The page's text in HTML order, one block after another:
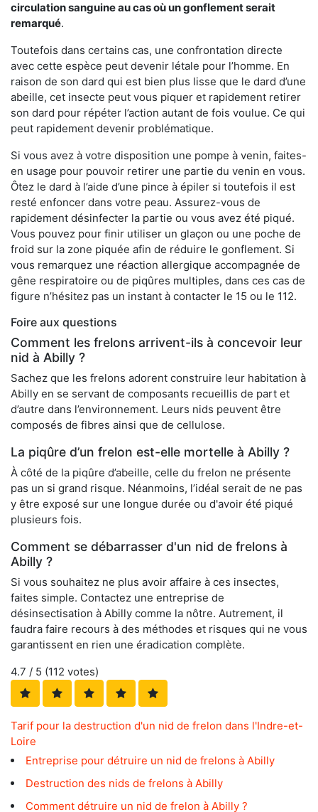
circulation sanguine au cas où un gonflement serait
remarqué.
Toutefois dans certains cas, une confrontation directe
avec cette espèce peut devenir létale pour l’homme. En
raison de son dard qui est bien plus lisse que le dard d’une
abeille, cet insecte peut vous piquer et rapidement retirer
son dard pour répéter l’action autant de fois voulue. Ce qui
peut rapidement devenir problématique.
Si vous avez à votre disposition une pompe à venin, faites-
en usage pour pouvoir retirer une partie du venin en vous.
Ôtez le dard à l’aide d’une pince à épiler si toutefois il est
resté enfoncer dans votre peau. Assurez-vous de
rapidement désinfecter la partie ou vous avez été piqué.
Vous pouvez pour finir utiliser un glaçon ou une poche de
froid sur la zone piquée afin de réduire le gonflement. Si
vous remarquez une réaction allergique accompagnée de
gêne respiratoire ou de piqûres multiples, dans ces cas de
figure n’hésitez pas un instant à contacter le 15 ou le 112.
Foire aux questions
Comment les frelons arrivent-ils à concevoir leur
nid à Abilly ?
Sachez que les frelons adorent construire leur habitation à
Abilly en se servant de composants recueillis de part et
d’autre dans l’environnement. Leurs nids peuvent être
composés de fibres ainsi que de cellulose.
La piqûre d’un frelon est-elle mortelle à Abilly ?
À côté de la piqûre d’abeille, celle du frelon ne présente
pas un si grand risque. Néanmoins, l’idéal serait de ne pas
y être exposé sur une longue durée ou d'avoir été piqué
plusieurs fois.
Comment se débarrasser d'un nid de frelons à
Abilly ?
Si vous souhaitez ne plus avoir affaire à ces insectes,
faites simple. Contactez une entreprise de
désinsectisation à Abilly comme la nôtre. Autrement, il
faudra faire recours à des méthodes et risques qui ne vous
garantissent en rien une éradication complète.
4.7 / 5 (112 votes)
Tarif pour la destruction d'un nid de frelon dans l'Indre-et-
Loire
Entreprise pour détruire un nid de frelons à Abilly
Destruction des nids de frelons à Abilly
Comment détruire un nid de frelon à Abilly ?